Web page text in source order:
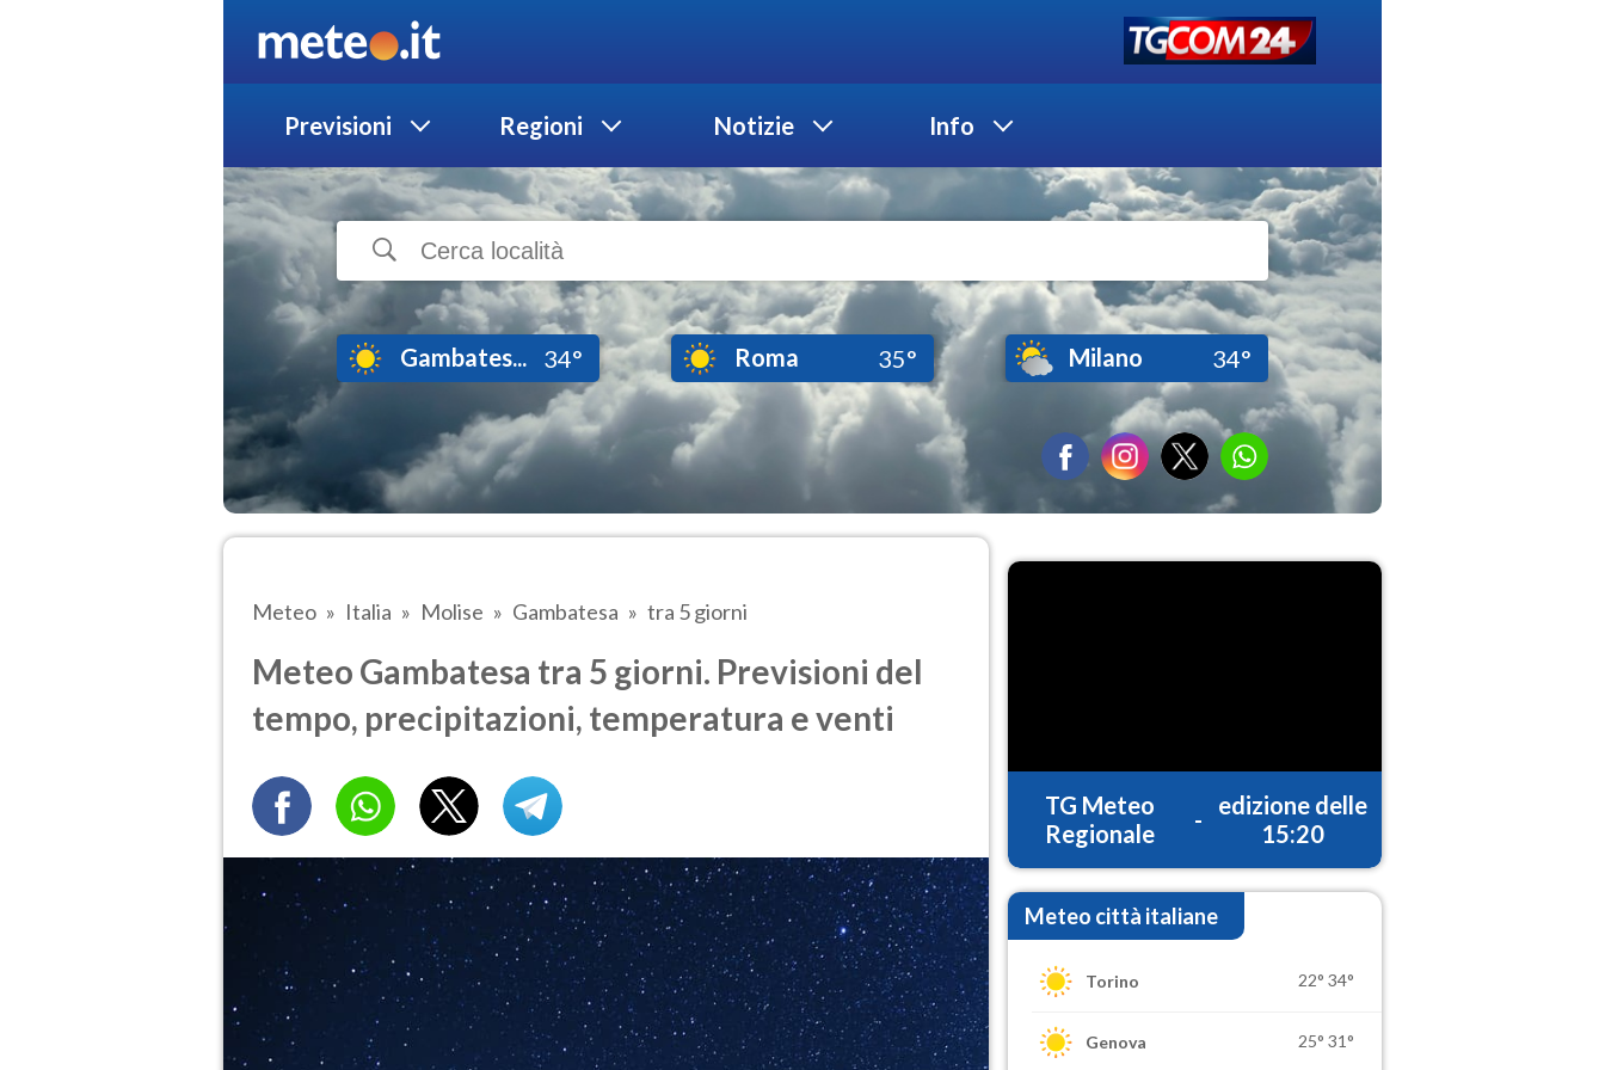
Previsioni Regioni Notizie Info
Gambates... 34° Roma 35° Milano 34°
Meteo Italia Molise Gambatesa tra 5 giorni
Meteo Gambatesa tra 5 giorni. Previsioni del
tempo, precipitazioni, temperatura e venti
TG Meteo
Regionale
-
edizione delle
15:20
Meteo città italiane
Torino 22° 34°
Genova 25° 31°